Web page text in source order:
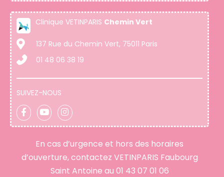
Clinique VETINPARIS Chemin Vert
137 Rue du Chemin Vert, 75011 Paris
01 48 06 38 19
SUIVEZ-NOUS
En cas d’urgence et hors des horaires
d’ouverture, contactez VETINPARIS Faubourg
Saint Antoine au 01 43 07 01 06